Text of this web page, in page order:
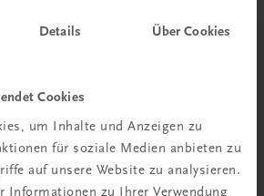
Details Über Cookies
Cookies
um Inhalte und Anzeigen zu
für soziale Medien anbieten zu
auf unsere Website zu analysieren.
Informationen zu Ihrer Verwendung
Familienunternehmen mit
für unsere Produkte.
mehr erfahren